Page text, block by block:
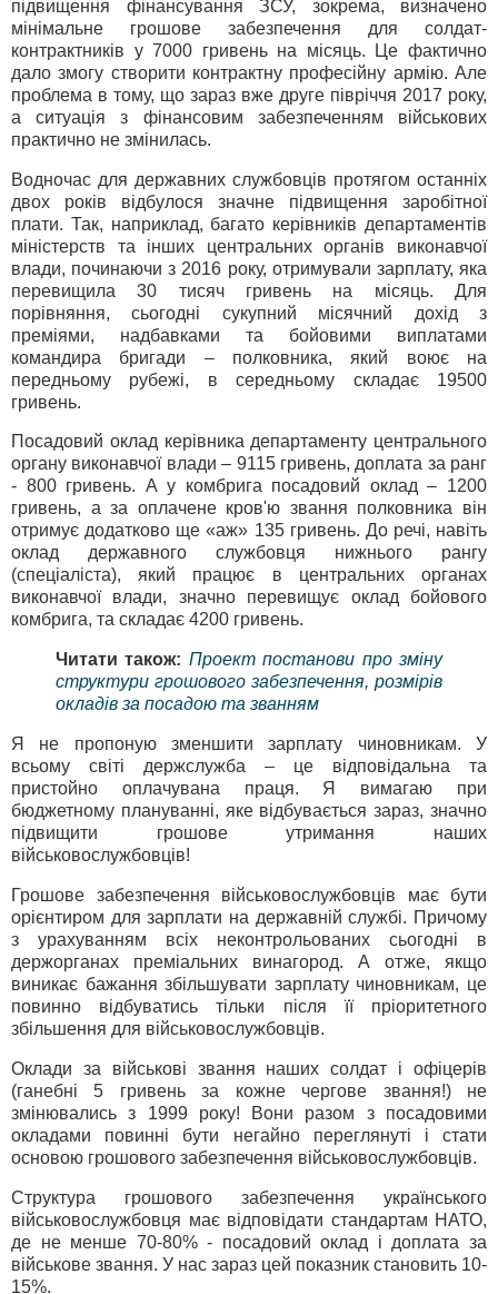
підвищення фінансування ЗСУ, зокрема, визначено
мінімальне грошове забезпечення для солдат-
контрактників у 7000 гривень на місяць. Це фактично
дало змогу створити контрактну професійну армію. Але
проблема в тому, що зараз вже друге півріччя 2017 року,
а ситуація з фінансовим забезпеченням військових
практично не змінилась.
Водночас для державних службовців протягом останніх
двох років відбулося значне підвищення заробітної
плати. Так, наприклад, багато керівників департаментів
міністерств та інших центральних органів виконавчої
влади, починаючи з 2016 року, отримували зарплату, яка
перевищила 30 тисяч гривень на місяць. Для
порівняння, сьогодні сукупний місячний дохід з
преміями, надбавками та бойовими виплатами
командира бригади – полковника, який воює на
передньому рубежі, в середньому складає 19500
гривень.
Посадовий оклад керівника департаменту центрального
органу виконавчої влади – 9115 гривень, доплата за ранг
- 800 гривень. А у комбрига посадовий оклад – 1200
гривень, а за оплачене кров'ю звання полковника він
отримує додатково ще «аж» 135 гривень. До речі, навіть
оклад державного службовця нижнього рангу
(спеціаліста), який працює в центральних органах
виконавчої влади, значно перевищує оклад бойового
комбрига, та складає 4200 гривень.
Читати також: Проект постанови про зміну
структури грошового забезпечення, розмірів
окладів за посадою та званням
Я не пропоную зменшити зарплату чиновникам. У
всьому світі держслужба – це відповідальна та
пристойно оплачувана праця. Я вимагаю при
бюджетному плануванні, яке відбувається зараз, значно
підвищити грошове утримання наших
військовослужбовців!
Грошове забезпечення військовослужбовців має бути
орієнтиром для зарплати на державній службі. Причому
з урахуванням всіх неконтрольованих сьогодні в
держорганах преміальних винагород. А отже, якщо
виникає бажання збільшувати зарплату чиновникам, це
повинно відбуватись тільки після її пріоритетного
збільшення для військовослужбовців.
Оклади за військові звання наших солдат і офіцерів
(ганебні 5 гривень за кожне чергове звання!) не
змінювались з 1999 року! Вони разом з посадовими
окладами повинні бути негайно переглянуті і стати
основою грошового забезпечення військовослужбовців.
Структура грошового забезпечення українського
військовослужбовця має відповідати стандартам НАТО,
де не менше 70-80% - посадовий оклад і доплата за
військове звання. У нас зараз цей показник становить 10-
15%.